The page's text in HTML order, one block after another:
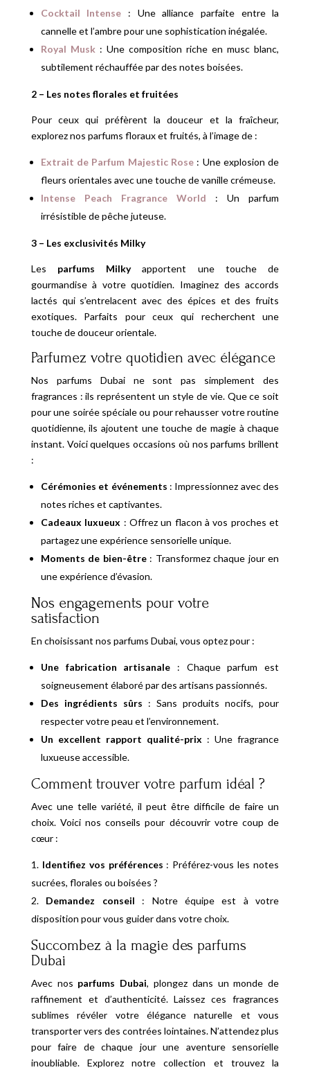
Cocktail Intense : Une alliance parfaite entre la
cannelle et l’ambre pour une sophistication inégalée.
Royal Musk: Une composition riche en musc blanc,
subtilement réchauffée par des notes boisées.
2 – Les notes florales et fruitées
Pour ceux qui préfèrent la douceur et la fraîcheur,
explorez nos parfums floraux et fruités, à l’image de :
Extrait de Parfum Majestic Rose : Une explosion de
fleurs orientales avec une touche de vanille crémeuse.
Intense Peach Fragrance World
: Un parfum
irrésistible de pêche juteuse.
3 – Les exclusivités Milky
Les parfums Milkyapportent une touche de
gourmandise à votre quotidien. Imaginez des accords
lactés qui s’entrelacent avec des épices et des fruits
exotiques. Parfaits pour ceux qui recherchent une
touche de douceur orientale.
Parfumez votre quotidien avec élégance
Nos parfums Dubai ne sont pas simplement des
fragrances : ils représentent un style de vie. Que ce soit
pour une soirée spéciale ou pour rehausser votre routine
quotidienne, ils ajoutent une touche de magie à chaque
instant. Voici quelques occasions où nos parfums brillent
:
Cérémonies et événements : Impressionnez avec des
notes riches et captivantes.
Cadeaux luxueux : Offrez un flacon à vos proches et
partagez une expérience sensorielle unique.
Moments de bien-être: Transformez chaque jour en
une expérience d’évasion.
Nos engagements pour votre
satisfaction
En choisissant nos parfums Dubai, vous optez pour :
Une fabrication artisanale : Chaque parfum est
soigneusement élaboré par des artisans passionnés.
Des ingrédients sûrs : Sans produits nocifs, pour
respecter votre peau et l’environnement.
Un excellent rapport qualité-prix : Une fragrance
luxueuse accessible.
Comment trouver votre parfum idéal ?
Avec une telle variété, il peut être difficile de faire un
choix. Voici nos conseils pour découvrir votre coup de
cœur :
Identifiez vos préférences : Préférez-vous les notes
sucrées, florales ou boisées ?
Demandez conseil : Notre équipe est à votre
disposition pour vous guider dans votre choix.
Succombez à la magie des parfums
Dubai
Avec nos parfums Dubai, plongez dans un monde de
raffinement et d’authenticité. Laissez ces fragrances
sublimes révéler votre élégance naturelle et vous
transporter vers des contrées lointaines. N’attendez plus
pour faire de chaque jour une aventure sensorielle
inoubliable. Explorez notre collection et trouvez la